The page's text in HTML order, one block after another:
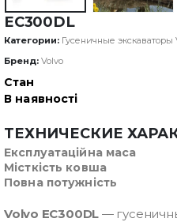
EC300DL
Категории: Гусеничные экскаваторы
Бренд: Volvo
Стан
В наявності
ТЕХНИЧЕСКИЕ
Експлуатаційна маса
Місткість ковша
Повна потужність
Volvo EC300DL —